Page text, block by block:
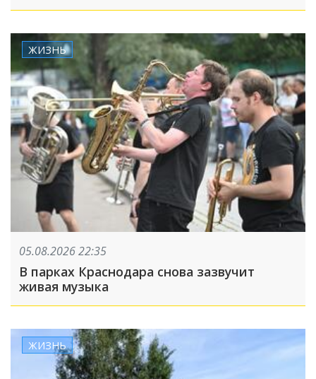
ЖИЗНЬ
05.08.2026 22:35
В парках Краснодара снова зазвучит
живая музыка
ЖИЗНЬ